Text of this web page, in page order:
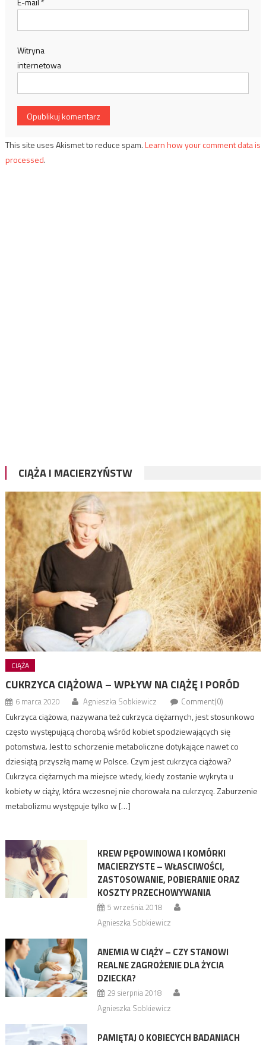
Witryna
internetowa
This site uses Akismet to reduce spam.Learn how your comment data is
processed.
CIĄŻA I MACIERZYŃSTW
CIĄŻA
CUKRZYCA CIĄŻOWA – WPŁYW NA CIĄŻĘ I PORÓD
6 marca 2020 Agnieszka Sobkiewicz Comment(0)
Cukrzyca ciążowa, nazywana też cukrzyca ciężarnych, jest stosunkowo
często występującą chorobą wśród kobiet spodziewających się
potomstwa. Jest to schorzenie metaboliczne dotykające nawet co
dziesiątą przyszłą mamę w Polsce. Czym jest cukrzyca ciążowa?
Cukrzyca ciężarnych ma miejsce wtedy, kiedy zostanie wykryta u
kobiety w ciąży, która wczesnej nie chorowała na cukrzycę. Zaburzenie
metabolizmu występuje tylko w […]
KREW PĘPOWINOWA I KOMÓRKI
MACIERZYSTE – WŁASCIWOŚCI,
ZASTOSOWANIE, POBIERANIE ORAZ
KOSZTY PRZECHOWYWANIA
5 września 2018
Agnieszka Sobkiewicz
ANEMIA W CIĄŻY – CZY STANOWI
REALNE ZAGROŻENIE DLA ŻYCIA
DZIECKA?
29 sierpnia 2018
Agnieszka Sobkiewicz
PAMIĘTAJ O KOBIECYCH BADANIACH